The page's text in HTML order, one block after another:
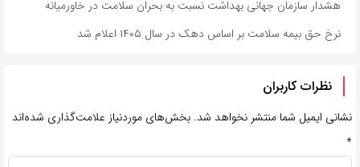
هشدار سازمان جهانی بهداشت نسبت به بحران سلامت در خاورمیانه
نرخ حق بیمه سلامت بر اساس دهک در سال ۱۴۰۵ اعلام شد
نظرات کاربران
نشانی ایمیل شما منتشر نخواهد شد. بخش‌های موردنیاز علامت‌گذاری شده‌اند
*